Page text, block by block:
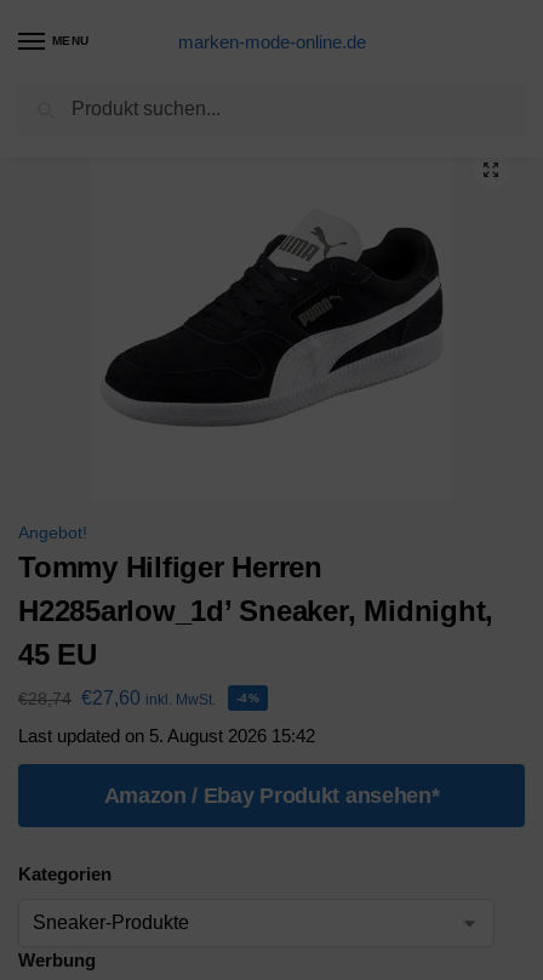
MENU marken-mode-online.de
Sneaker-Produkte / Tommy Hilfiger Herren H2285arlow_1d’ Sneaker, Midnight, 45 EU
Angebot!
Tommy Hilfiger Herren
H2285arlow_1d’ Sneaker, Midnight,
45 EU
€28,74 €27,60 inkl. MwSt. -4%
Last updated on 5. August 2026 15:42
Amazon / Ebay Produkt ansehen*
Kategorien
Werbung